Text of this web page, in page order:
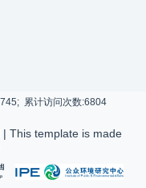
累计访问次数:6804
This template is made